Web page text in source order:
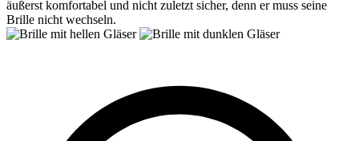
äußerst komfortabel und nicht zuletzt sicher, denn er muss seine
Brille nicht wechseln.